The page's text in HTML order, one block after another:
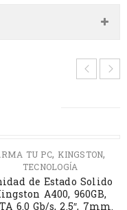
TU PC, KINGSTON,
TECNOLOGÍA
de Estado Solido
A400, 960GB,